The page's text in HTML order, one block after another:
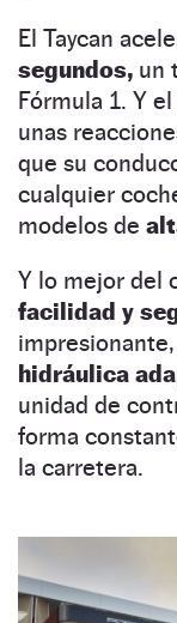
El Taycan
segundos, un
Fórmula 1. Y el
unas
que su
cualquier
modelos de
Y lo mejor del
facilidad y
hidráulica
unidad de
forma
la carretera.